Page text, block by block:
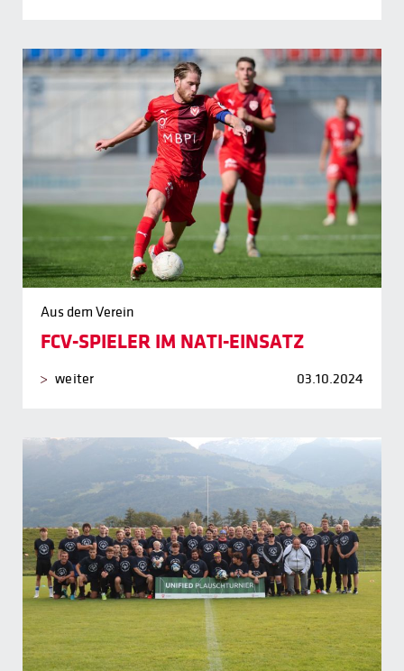
Aus dem Verein
FCV-SPIELER IM NATI-EINSATZ
weiter 03.10.2024